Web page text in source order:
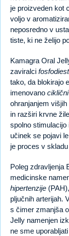
je proizveden kot
voljo v
neposredno v
tiste, ki ne želijo
Kamagra Oral
zaviralci
tako, da blokirajo
imenovano
ohranjanjem
in razširi krvne
spolno stimulacijo
učinek se pojavi
je proces v
Poleg zdravljenja
medicinske
hipertenzije
pljučnih arterijah.
s čimer zmanjša
Jelly namenjen
ne sme